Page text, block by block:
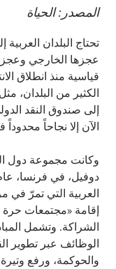
المصدر: الحياة
تحتاج البلدان
عجزها الخارجي وعجز
الكثير من البلدان،
إلى صندوق النقد
الآن إلا نجاحاً
وكانت مجموعة دول
العربية التي تمرّ
إقامة «مجتمعات حرة
الشراكة. وتشمل
الوظائف عبر تطوير
والحوكمة، ورفع